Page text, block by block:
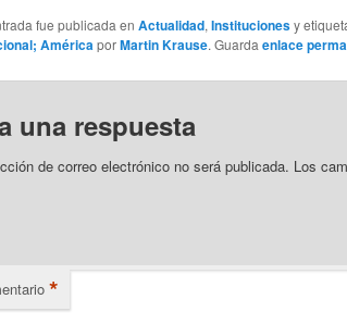
fue publicada en Actualidad, Institucionesy
AméricaporMartin Krause. Guarda enlace
una respuesta
de correo electrónico no será publicada. Los
*